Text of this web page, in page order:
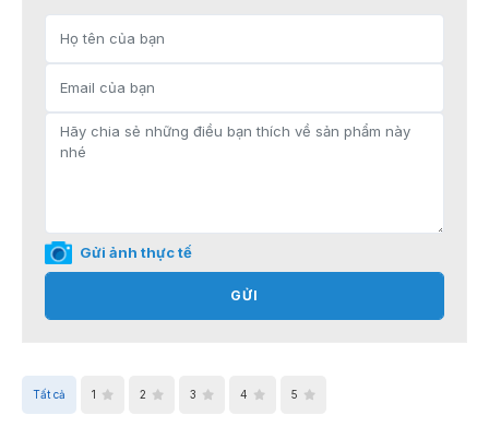
Gửi ảnh thực tế
GỬI
Tất cả 1 2 3 4 5